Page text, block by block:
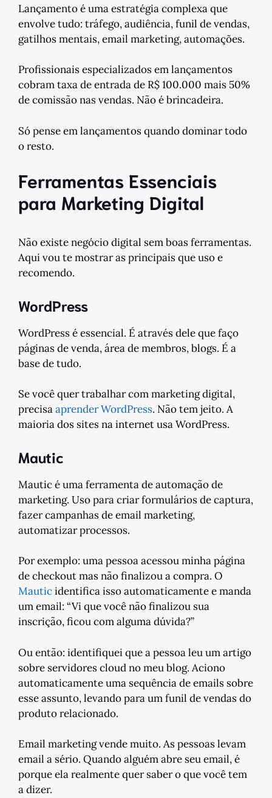
Lançamento é uma estratégia complexa que
envolve tudo: tráfego, audiência, funil de vendas,
gatilhos mentais, email marketing, automações.
Profissionais especializados em lançamentos
cobram taxa de entrada de R$ 100.000 mais 50%
de comissão nas vendas. Não é brincadeira.
Só pense em lançamentos quando dominar todo
o resto.
Ferramentas Essenciais
para Marketing Digital
Não existe negócio digital sem boas ferramentas.
Aqui vou te mostrar as principais que uso e
recomendo.
WordPress
WordPress é essencial. É através dele que faço
páginas de venda, área de membros, blogs. É a
base de tudo.
Se você quer trabalhar com marketing digital,
precisaaprender WordPress. Não tem jeito. A
maioria dos sites na internet usa WordPress.
Mautic
Mautic é uma ferramenta de automação de
marketing. Uso para criar formulários de captura,
fazer campanhas de email marketing,
automatizar processos.
Por exemplo: uma pessoa acessou minha página
de checkout mas não finalizou a compra. O
Mauticidentifica isso automaticamente e manda
um email: “Vi que você não finalizou sua
inscrição, ficou com alguma dúvida?”
Ou então: identifiquei que a pessoa leu um artigo
sobre servidores cloud no meu blog. Aciono
automaticamente uma sequência de emails sobre
esse assunto, levando para um funil de vendas do
produto relacionado.
Email marketing vende muito. As pessoas levam
email a sério. Quando alguém abre seu email, é
porque ela realmente quer saber o que você tem
a dizer.